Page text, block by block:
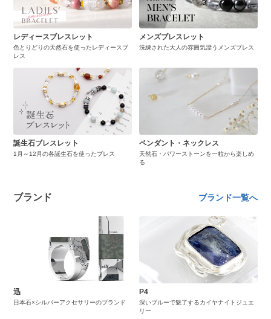
レディースブレスレット
色とりどりの天然石を使ったレディースブ
レス
メンズブレスレット
洗練された大人の雰囲気漂うメンズブレス
誕生石ブレスレット
1月～12月の各誕生石を使ったブレス
ペンダント・ネックレス
天然石・パワーストーンを一粒から楽しめ
る
ブランド ブランド一覧へ
迅
日本石×シルバーアクセサリーのブランド
P4
深いブルーで魅了するカイヤナイトジュエ
リー